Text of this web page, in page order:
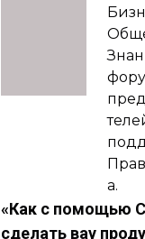
а.
«Как с помощью
сделать вау